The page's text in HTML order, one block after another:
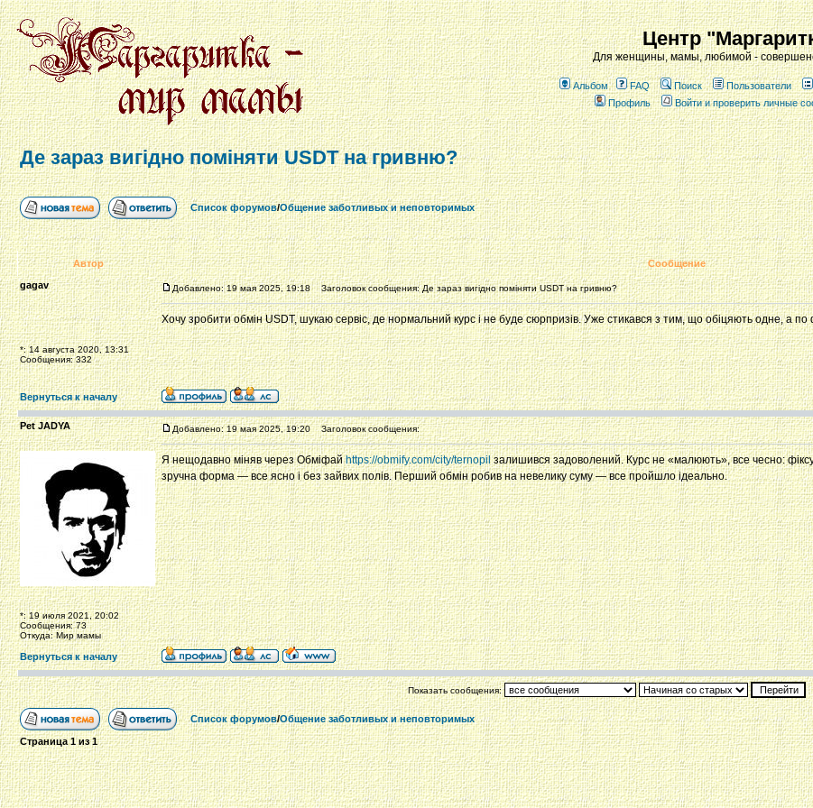
Центр
Для женщины, мамы, любимой -
Альбом FAQ Поиск Пользователи
Профиль
Войти и проверить личные
Де зараз вигідно поміняти USDT на гривню?
Список форумов/Общение заботливых и неповторимых
Автор
Сообщение
gagav
*: 14 августа 2020, 13:31
Сообщения: 332
Добавлено: 19 мая 2025, 19:18 Заголовок сообщения: Де зараз вигідно поміняти USDT на гривню?
Хочу зробити обмін USDT, шукаю сервіс, де нормальний курс і не буде сюрпризів. Уже стикався з тим, що обіцяють одне, а
Вернуться к началу
Pet JADYA
*: 19 июля 2021, 20:02
Сообщения: 73
Откуда: Мир мамы
Добавлено: 19 мая 2025, 19:20 Заголовок сообщения:
Я нещодавно міняв через Обміфайhttps://obmify.com/city/ternopilзалишився задоволений. Курс не «малюють», все чесно:
зручна форма — все ясно і без зайвих полів. Перший обмін робив на невелику суму — все пройшло ідеально.
Вернуться к началу
Показать сообщения:
Список форумов/Общение заботливых и неповторимых
Страница1из1